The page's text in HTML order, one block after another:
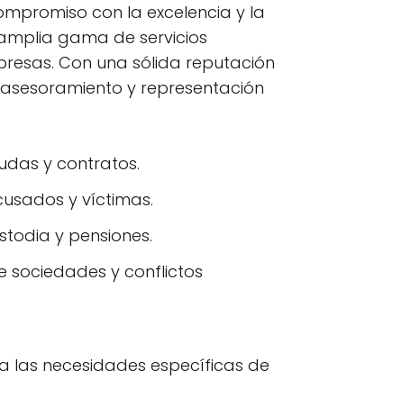
con la excelencia y la
gama de servicios
Con una sólida reputación
y representación
y contratos.
y víctimas.
y pensiones.
sociedades y conflictos
las necesidades específicas de